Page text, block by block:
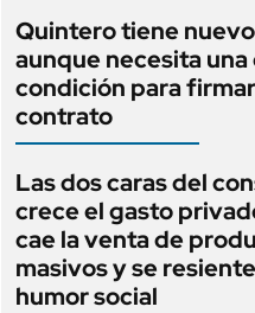
Quintero tiene
aunque necesita una
condición para
contrato
Las dos caras del
crece el gasto
cae la venta de
masivos y se
humor social